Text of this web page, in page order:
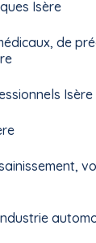
Isère
de
Isère